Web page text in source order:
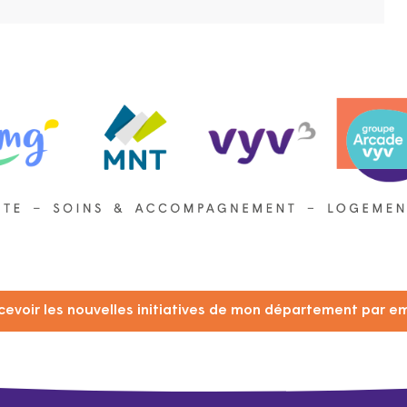
les nouvelles initiatives de mon département par